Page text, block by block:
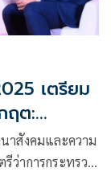
เตรียม
ฤต:
ากาศ” ห้าม
าสังคมและความ
ว่าการกระทรวง